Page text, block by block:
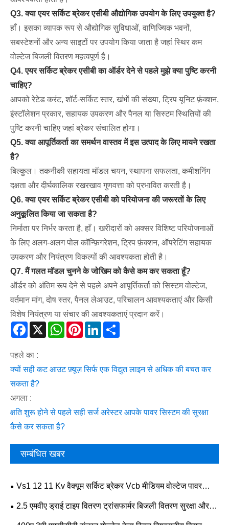
Q3. क्या एयर सर्किट ब्रेकर एसीबी औद्योगिक उपयोग के लिए उपयुक्त है?
हाँ। इसका व्यापक रूप से औद्योगिक सुविधाओं, वाणिज्यिक भवनों,
सबस्टेशनों और अन्य साइटों पर उपयोग किया जाता है जहां स्थिर कम
वोल्टेज बिजली वितरण महत्वपूर्ण है।
Q4. एयर सर्किट ब्रेकर एसीबी का ऑर्डर देने से पहले मुझे क्या पुष्टि करनी
चाहिए?
आपको रेटेड करंट, शॉर्ट-सर्किट स्तर, खंभों की संख्या, ट्रिप यूनिट फ़ंक्शन,
इंस्टॉलेशन प्रकार, सहायक उपकरण और पैनल या सिस्टम स्थितियों की
पुष्टि करनी चाहिए जहां ब्रेकर संचालित होगा।
Q5. क्या आपूर्तिकर्ता का समर्थन वास्तव में इस उत्पाद के लिए मायने रखता
है?
बिल्कुल। तकनीकी सहायता मॉडल चयन, स्थापना सफलता, कमीशनिंग
दक्षता और दीर्घकालिक रखरखाव गुणवत्ता को प्रभावित करती है।
Q6. क्या एयर सर्किट ब्रेकर एसीबी को परियोजना की जरूरतों के लिए
अनुकूलित किया जा सकता है?
निर्माता पर निर्भर करता है, हाँ। खरीदारों को अक्सर विशिष्ट परियोजनाओं
के लिए अलग-अलग पोल कॉन्फ़िगरेशन, ट्रिप फ़ंक्शन, ऑपरेटिंग सहायक
उपकरण और नियंत्रण विकल्पों की आवश्यकता होती है।
Q7. मैं गलत मॉडल चुनने के जोखिम को कैसे कम कर सकता हूँ?
ऑर्डर को अंतिम रूप देने से पहले अपने आपूर्तिकर्ता को सिस्टम वोल्टेज,
वर्तमान मांग, दोष स्तर, पैनल लेआउट, परिचालन आवश्यकताएं और किसी
विशेष नियंत्रण या संचार की आवश्यकताएं प्रदान करें।
Facebook
X WhatsAppPinterestLinkedIn
पहले का :
क्यों सही कट आउट फ़्यूज़ सिर्फ एक विद्युत लाइन से अधिक की बचत कर
सकता है?
अगला :
क्षति शुरू होने से पहले सही सर्ज अरेस्टर आपके पावर सिस्टम की सुरक्षा
कैसे कर सकता है?
सम्बंधित खबर
Vs1 12 11 Kv वैक्यूम सर्किट ब्रेकर Vcb मीडियम वोल्टेज पावर
सिस्टम सुरक्षा में सुधार कैसे कर सकता है?
2.5 एमवीए ड्राई टाइप वितरण ट्रांसफार्मर बिजली वितरण सुरक्षा और
दक्षता में सुधार कैसे कर सकते हैं